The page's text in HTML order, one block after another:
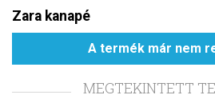
Zara kanapé
A termék már nem
MEGTEKINTETT